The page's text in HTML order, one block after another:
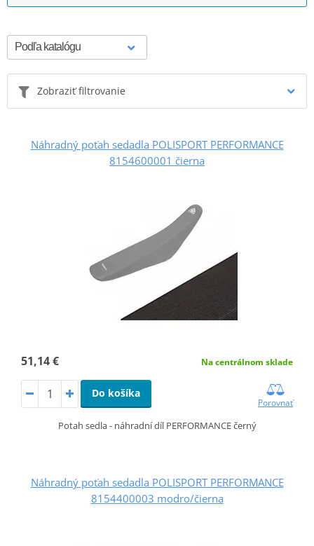
Zobraziť filtrovanie
Náhradný poťah sedadla POLISPORT PERFORMANCE
8154600001 čierna
51,14 € Na centrálnom sklade
Do košíka
Porovnať
Potah sedla - náhradní díl PERFORMANCE černý
Náhradný poťah sedadla POLISPORT PERFORMANCE
8154400003 modro/čierna